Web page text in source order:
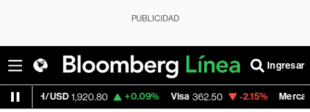
PUBLICIDAD
Ingresar
1,920.80 +0.09% Visa 362.50 -2.15% MercadoLibre